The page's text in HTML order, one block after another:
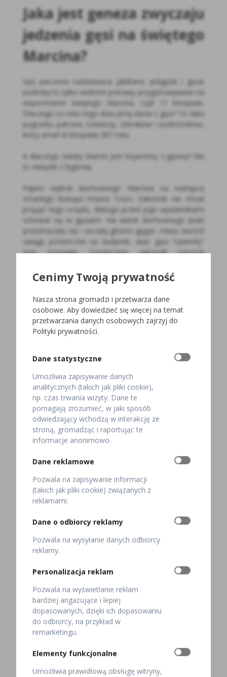
Jaka jest geneza zwyczaju
jedzenia gęsi na świętego
Marcina?
Gęś pieczona nadziewana jabłkami, półgęski i gęsie
podroby to tylko niektóre potrawy przygotowywane na
wspomnienie świętego Marcina, czyli 11 listopada.
Dlaczego co roku tego dnia jemy dania z gęsi? To data
pogrzebu patrona żołnierzy, żebraków i podróżników,
który zmarł 8 listopada 387 roku.
A dlaczego święty Marcin jest kojarzony z gęsiną? Ma
to związek z legendą.
Papież wybrał duchownego Marcina na następcę
zmarłego biskupa miasta Tours. Zakonnik nie chciał
przyjąć tego urzędu, dlatego przed jego wysłannikami
schował się w gęsiarni. Na widok duchownego ptaki
przestraszyły się i zaczęły głośno gęgać. Hałas zwrócił
uwagę posłańców na budynek, więc gęsi “ujawniły”
jego kryjówkę. Ostatecznie zakonnik usłyszał
Jaka gęsina na Marcina w
restauracji Pod Baranem?
Zastanawiasz się, skąd pochodzi powiedzenie „na
najsmaczniejsza, najtłustsza i najbardziej umięśniona?
trwa minimum 16 tygodni. Najczęściej hodowla tych
ptaków zaczyna się w marcu lub kwietniu, gdy wylęgają
się pisklęta.
Jeśli jeszcze nie jadłeś gęsiny, święto Marcina to
najlepsza okazja, aby jej spróbować. Natomiast jeżeli
jesteś fanem tego mięsa, 11 listopada w naszej
jego przygotowanie i podanie. Jan Baran łączy
staropolskie smaki z nowoczesnymi, obala też mit o
gęsinie jako o mięsie łykowatym. To, które serwujemy,
jest aromatyczne i rozpływa się w ustach.
Co roku, 11 listopada Restauracja Pod Baranem staje
się królestwem gęsiny. Tego dnia w naszej kuchni i na
sali pachnie korzennymi przyprawami. Dlaczego
właśnie takimi? Do mięsa z gęsi pasuje m.in. cynamon,
majerankiem, tymiankiem, cząbrem, rozmarynem i
W naszym menu z gęsi na świętego Marcina
znajdziesz:
pipki gęsie,
terrinę,
Cenimy Twoją prywatność
Nasza strona gromadzi i przetwarza dane
osobowe. Aby dowiedzieć się więcej na temat
przetwarzania danych osobowych zajrzyj do
Polityki prywatności.
Dane statystyczne
Umożliwia zapisywanie danych
analitycznych (takich jak pliki cookie),
np. czas trwania wizyty. Dane te
pomagają zrozumieć, w jaki sposób
odwiedzający wchodzą w interakcję ze
stroną, gromadząc i raportując te
informacje anonimowo.
Dane reklamowe
Pozwala na zapisywanie informacji
(takich jak pliki cookie) związanych z
reklamami.
Dane o odbiorcy reklamy
Pozwala na wysyłanie danych odbiorcy
reklamy.
Personalizacja reklam
Pozwala na wyświetlanie reklam
bardziej angażujące i lepiej
dopasowanych, dzięki ich dopasowaniu
do odbiorcy, na przykład w
remarketingu.
Elementy funkcjonalne
Umożliwia prawidłową obsługę witryny,